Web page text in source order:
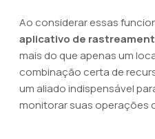
Ao considerar essas
aplicativo de
mais do que apenas um
combinação certa de
um aliado indispensável
monitorar suas operações